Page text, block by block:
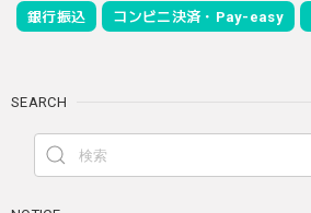
銀行振込 コンビニ決済・Pay-easy
SEARCH